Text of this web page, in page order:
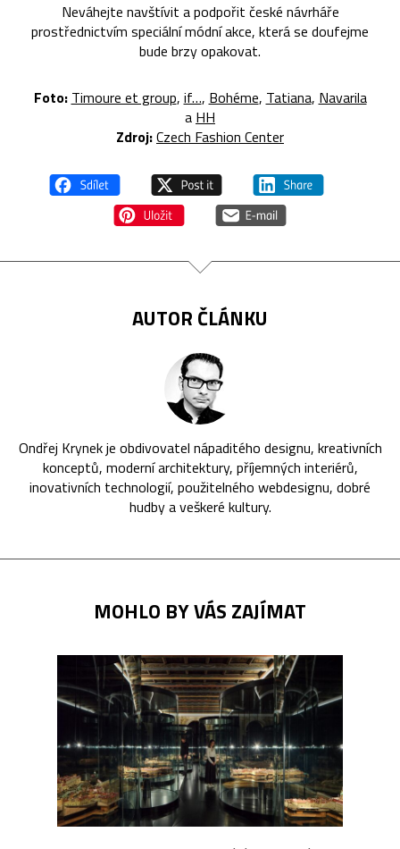
Neváhejte navštívit a podpořit české návrháře
prostřednictvím speciální módní akce, která se doufejme
bude brzy opakovat.
Foto: Timoure et group, if…, Bohéme, Tatiana, Navarila
a HH
Zdroj:Czech Fashion Center
AUTOR ČLÁNKU
Ondřej Krynek je obdivovatel nápaditého designu, kreativních
konceptů, moderní architektury, příjemných interiérů,
inovativních technologií, použitelného webdesignu, dobré
hudby a veškeré kultury.
MOHLO BY VÁS ZAJÍMAT